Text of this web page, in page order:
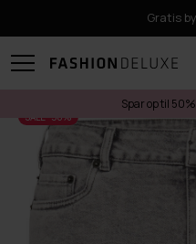
Gratis
Spar op til
SALE -50%